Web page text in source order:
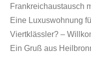
Frankreichaustausch
Eine Luxuswohnung
Viertklässler? –
Ein Gruß aus